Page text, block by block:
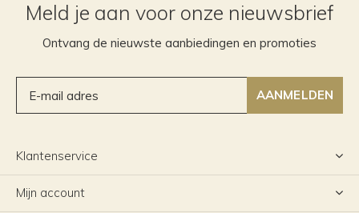
Meld je aan voor onze nieuwsbrief
Ontvang de nieuwste aanbiedingen en promoties
AANMELDEN
Klantenservice
Mijn account